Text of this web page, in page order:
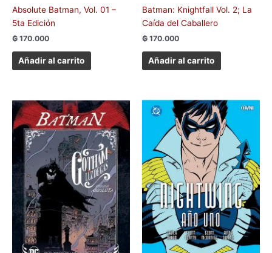
Absolute Batman, Vol. 01 –
5ta Edición
₲ 170.000
Añadir al carrito
Batman: Knightfall Vol. 2; La
Caída del Caballero
₲ 170.000
Añadir al carrito